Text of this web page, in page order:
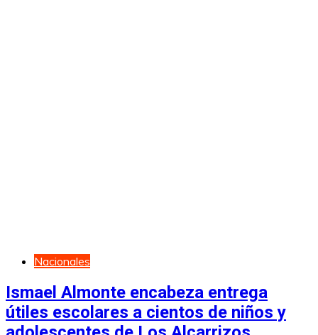
Nacionales
Ismael Almonte encabeza entrega
útiles escolares a cientos de niños y